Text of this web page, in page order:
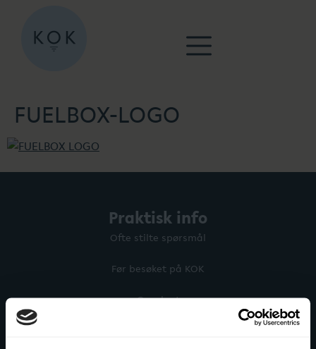
FUELBOX-LOGO
Praktisk info
Ofte stilte spørsmål
Før besøket på KOK
Gavekort